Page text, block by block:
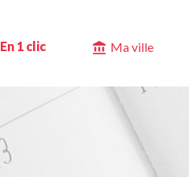
En 1 clic Ma ville